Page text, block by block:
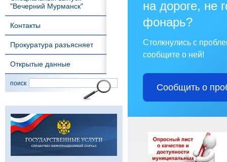
"Вечерний Мурманск"
Контакты
Прокуратура разъясняет
Открытые данные
поиск
на дороге, не
фонарь?
Столкнулись с
сообщите о ней!
Сообщить о